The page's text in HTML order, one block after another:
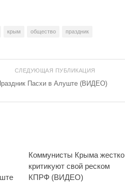
крым общество праздник
СЛЕДУЮЩАЯ ПУБЛИКАЦИЯ
Пасхи в Алуште (ВИДЕО)
Коммунисты Крыма жестко
критикуют свой реском
КПРФ (ВИДЕО)